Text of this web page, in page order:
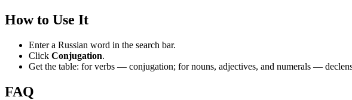
How to Use It
Enter a Russian word in the search bar.
Click Conjugation.
Get the table: for verbs — conjugation; for nouns, adjectives, and numerals —
FAQ